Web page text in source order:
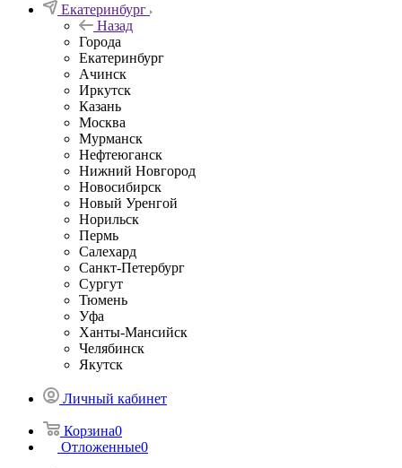
Екатеринбург
Назад
Города
Екатеринбург
Ачинск
Иркутск
Казань
Москва
Мурманск
Нефтеюганск
Нижний Новгород
Новосибирск
Новый Уренгой
Норильск
Пермь
Салехард
Санкт-Петербург
Сургут
Тюмень
Уфа
Ханты-Мансийск
Челябинск
Якутск
Личный кабинет
Корзина0
Отложенные0